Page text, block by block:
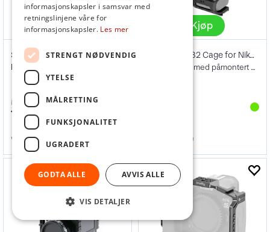
Kjøp
SmallRig 4184 Handheld Cage kit
For Sony FX3 / FX30
inkl. mva
1 999,-
Varenr 155144
Kjøp
SmallRig 3982 Cage for Nikon Z8
For Nikon Z8 med påmontert MB-N12 grep
155589
informasjonskapsler i samsvar med
retningslinjene våre for
informasjonskapsler. Les mer
STRENGT NØDVENDIG
YTELSE
MÅLRETTING
FUNKSJONALITET
UGRADERT
GODTA ALLE AVVIS ALLE
VIS DETALJER